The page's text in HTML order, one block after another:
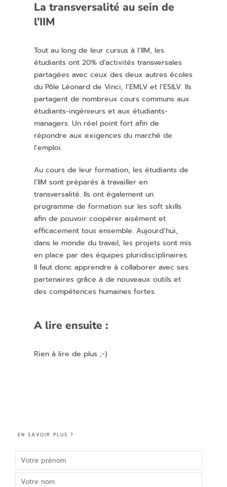
La transversalité au sein de
l’IIM
Tout au long de leur cursus à l’IIM, les
étudiants ont 20% d’activités transversales
partagées avec ceux des deux autres écoles
du Pôle Léonard de Vinci, l’EMLV et l’ESILV. Ils
partagent de nombreux cours communs aux
étudiants-ingénieurs et aux étudiants-
managers. Un réel point fort afin de
répondre aux exigences du marché de
l’emploi.
Au cours de leur formation, les étudiants de
l’IIM sont préparés à travailler en
transversalité. Ils ont également un
programme de formation sur les soft skills
afin de pouvoir coopérer aisément et
efficacement tous ensemble. Aujourd’hui,
dans le monde du travail, les projets sont mis
en place par des équipes pluridisciplinaires.
Il faut donc apprendre à collaborer avec ses
partenaires grâce à de nouveaux outils et
des compétences humaines fortes.
A lire ensuite :
Rien à lire de plus ;-)
EN SAVOIR PLUS ?